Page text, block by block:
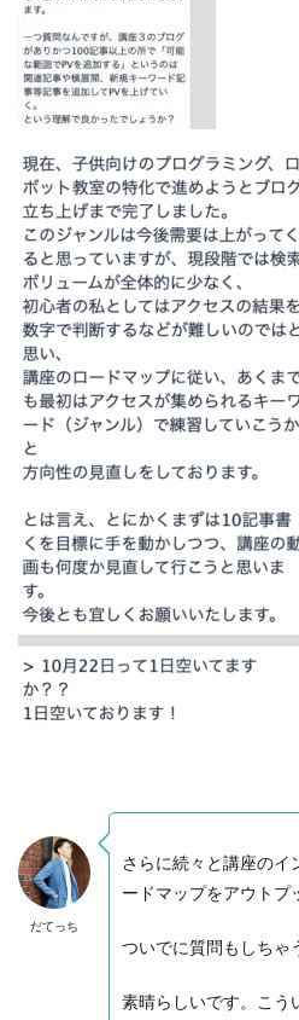
だてっち
さらに続々と講座のイ
ードマップをアウトプ
ついでに質問もしちゃ
素晴らしいです。こう